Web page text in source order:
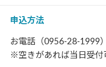
申込方法
お電話（0956-28-1999）
※空きがあれば当日受付